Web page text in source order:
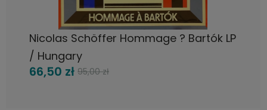
Nicolas Schöffer Hommage ? Bartók LP
/ Hungary
66,50 zł 95,00 zł